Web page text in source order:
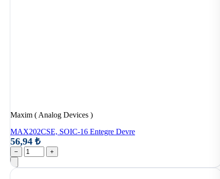
Maxim ( Analog Devices )
MAX202CSE, SOIC-16 Entegre Devre
56,94 ₺
− +